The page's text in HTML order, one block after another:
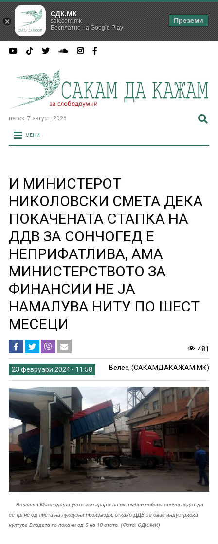
петок, 7 август, 2026
МЕНИ
И МИНИСТЕРОТ
НИКОЛОВСКИ СМЕТА ДЕКА
ПОКАЧЕНАТА СТАПКА НА
ДДВ ЗА СОНЧОГЕД Е
НЕПРИФАТЛИВА, АМА
МИНИСТЕРСТВОТО ЗА
ФИНАНСИИ НЕ ЈА
НАМАЛУВА НИТУ ПО ШЕСТ
МЕСЕЦИ
481
23 февруари 2024 - 11:58 Велес, (САКАМДАКАЖАМ.МК)
Велешка Маслодајна уште кон крајот на октомври побара сончогледот да
се тргне од листа на луксузни производи, откако ДДВ за оваа индустриска
култура Владата го покачи од 5 на 10 отсто. (Фото: СДК.МК)
СДК.МК
sdk.com.mk
Бесплатно на Google Play
Преземи